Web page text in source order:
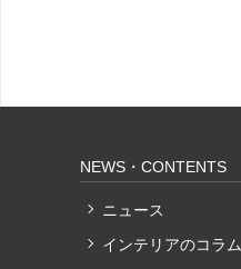
NEWS・CONTENTS
ニュース
インテリアのコラム